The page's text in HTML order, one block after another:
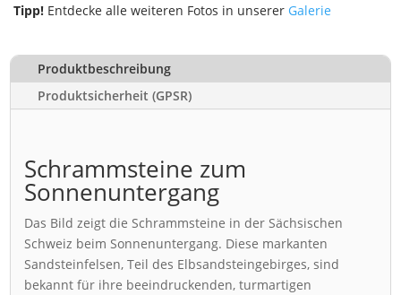
Tipp! Entdecke alle weiteren Fotos in unserer Galerie
Produktbeschreibung
Produktsicherheit (GPSR)
Schrammsteine zum
Sonnenuntergang
Das Bild zeigt die Schrammsteine in der Sächsischen
Schweiz beim Sonnenuntergang. Diese markanten
Sandsteinfelsen, Teil des Elbsandsteingebirges, sind
bekannt für ihre beeindruckenden, turmartigen